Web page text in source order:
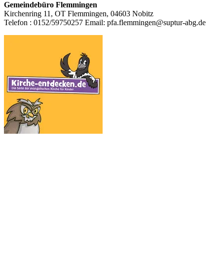
Gemeindebüro Flemmingen
Kirchenring 11, OT Flemmingen, 04603 Nobitz
Telefon : 0152/59750257 Email: pfa.flemmingen@suptur-abg.de